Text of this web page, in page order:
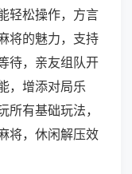
轻松操作，方言
将的魅力，支持
待，亲友组队开
，增添对局乐
有基础玩法，
将，休闲解压效